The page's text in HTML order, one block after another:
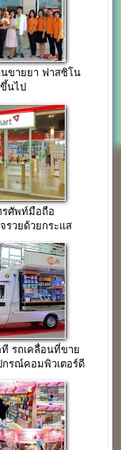
ขายยา ฟาสซิโน
นไป
ศัพท์มือถือ
รวยด้วยกระแส
รถเคลื่อนที่ขาย
รณ์คอมพิวเตอร์ดี